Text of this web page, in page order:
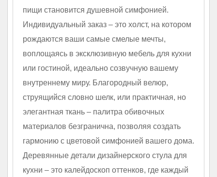
пищи становится душевной симфонией.
Индивидуальный заказ – это холст, на котором
рождаются ваши самые смелые мечты,
воплощаясь в эксклюзивную мебель для кухни
или гостиной, идеально созвучную вашему
внутреннему миру. Благородный велюр,
струящийся словно шелк, или практичная, но
элегантная ткань – палитра обивочных
материалов безгранична, позволяя создать
гармонию с цветовой симфонией вашего дома.
Деревянные детали дизайнерского стула для
кухни – это калейдоскоп оттенков, где каждый